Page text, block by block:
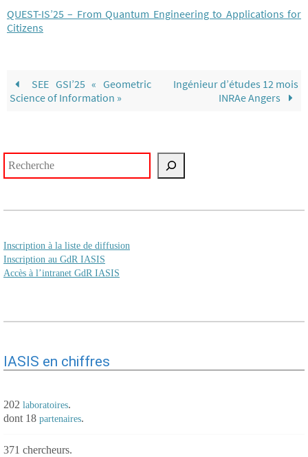
QUEST-IS’25 – From Quantum Engineering to Applications for
Citizens
SEE GSI’25 « Geometric
Science of Information »
Ingénieur d’études 12 mois
INRAe Angers
Inscription à la liste de diffusion
Inscription au GdR IASIS
Accès à l’intranet GdR IASIS
IASIS en chiffres
202 laboratoires.
dont 18 partenaires.
371 chercheurs.